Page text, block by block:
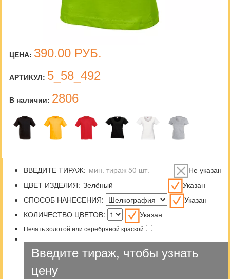
ЦЕНА: 390.00 РУБ.
АРТИКУЛ: 5_58_492
В наличии: 2806
ВВЕДИТЕ ТИРАЖ:
Не указан
ЦВЕТ ИЗДЕЛИЯ:
Указан
СПОСОБ НАНЕСЕНИЯ:
Указан
КОЛИЧЕСТВО ЦВЕТОВ:
Указан
Печать золотой или серебряной краской
Введите тираж, чтобы узнать
цену